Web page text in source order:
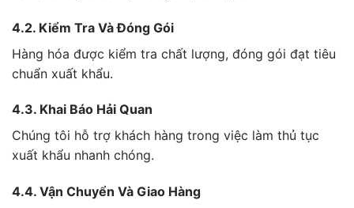
4.2. Kiểm Tra Và Đóng Gói
Hàng hóa được kiểm tra chất lượng, đóng gói đạt tiêu
chuẩn xuất khẩu.
4.3. Khai Báo Hải Quan
Chúng tôi hỗ trợ khách hàng trong việc làm thủ tục
xuất khẩu nhanh chóng.
4.4. Vận Chuyển Và Giao Hàng